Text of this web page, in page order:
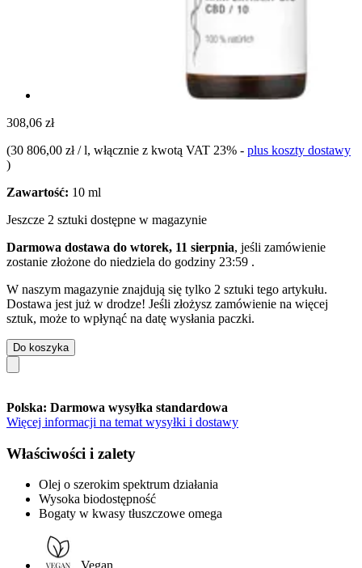
308,06 zł
(30 806,00 zł / l, włącznie z kwotą VAT 23% - plus koszty dostawy
)
Zawartość: 10 ml
Jeszcze 2 sztuki dostępne w magazynie
Darmowa dostawa do wtorek, 11 sierpnia, jeśli zamówienie
zostanie złożone do niedziela do godziny 23:59 .
W naszym magazynie znajdują się tylko 2 sztuki tego artykułu.
Dostawa jest już w drodze! Jeśli złożysz zamówienie na więcej
sztuk, może to wpłynąć na datę wysłania paczki.
Do koszyka
Polska: Darmowa wysyłka standardowa
Więcej informacji na temat wysyłki i dostawy
Właściwości i zalety
Olej o szerokim spektrum działania
Wysoka biodostępność
Bogaty w kwasy tłuszczowe omega